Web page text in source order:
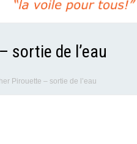
sortie de l’eau
Pirouette – sortie de l’eau